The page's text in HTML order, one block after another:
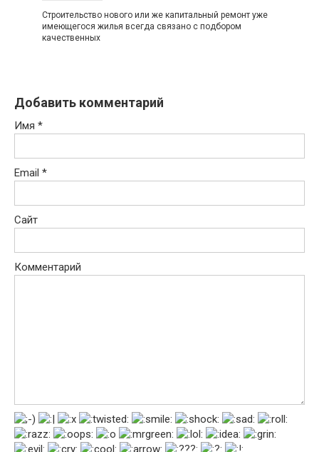
Строительство нового или же капитальный ремонт уже
имеющегося жилья всегда связано с подбором
качественных
Добавить комментарий
Имя *
Email *
Сайт
Комментарий